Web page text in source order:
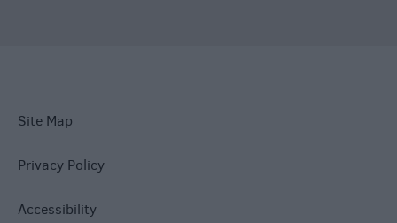
Site Map
Privacy Policy
Accessibility